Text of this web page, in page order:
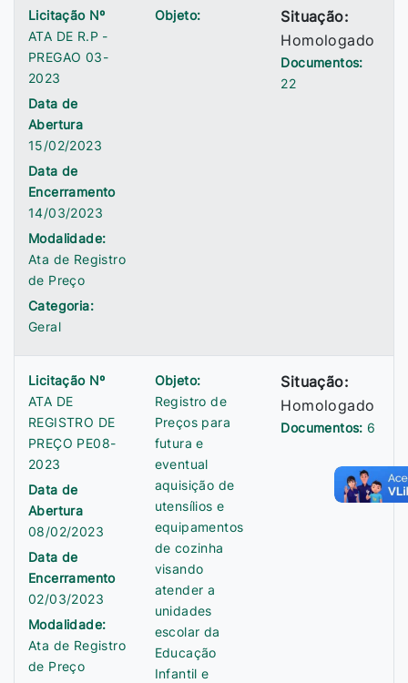
Licitação Nº
ATA DE R.P -
PREGAO 03-
2023
Data de
Abertura
15/02/2023
Data de
Encerramento
14/03/2023
Modalidade:
Ata de Registro
de Preço
Categoria:
Geral
Objeto:
Situação:
Homologado
Documentos:
22
Licitação Nº
ATA DE
REGISTRO DE
PREÇO PE08-
2023
Data de
Abertura
08/02/2023
Data de
Encerramento
02/03/2023
Modalidade:
Ata de Registro
de Preço
Objeto:
Registro de
Preços para
futura e
eventual
aquisição de
utensílios e
equipamentos
de cozinha
visando
atender a
unidades
escolar da
Educação
Infantil e
Situação:
Homologado
Documentos:6